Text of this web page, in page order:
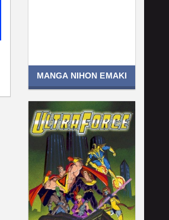
MANGA NIHON EMAKI